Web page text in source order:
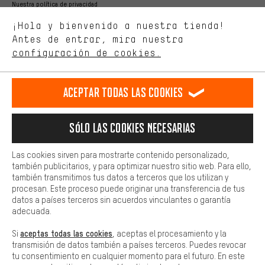
Nuestra política de privacidad
Idioma"
español
ES english
EN Deutsch
DE
RESCINDIR EL CONTRATO Comunidad de Aquisgrán Programa de afiliados
Aviso Legal Protección de datos Condiciones Generales
Plataforma de reportes Reciclaje de baterias
Configuración de las cookies Ajusta el contraste
Todos los precios indicados son en euros e sin MwSt, más
gastos de envío aEstados Unidos.
¡Hola y bienvenido a nuestra tienda!
Antes de entrar, mira nuestra
configuración de cookies.
tienda. Con las cookies de rendimiento, puedes influir en la mejora
de nuestro sitio web y nuestra oferta de la tienda con tu
comportamiento de compra.
Más confort
cookies de comodidad, creamos enlaces a plataformas de redes
sociales. Esto nos permite proporcionarle más contenido e
adicionales que le ayudarán a encontrar los productos adecuados.
preguntas de forma rápida y sencilla.
Básica
Las cookies básicas aseguran que puedas usar nuestro sitio web.
Aceptar todas las cookies
Sólo las cookies necesarias
Las cookies sirven para mostrarte contenido personalizado,
también publicitarios, y para optimizar nuestro sitio web. Para ello,
también transmitimos tus datos a terceros que los utilizan y
procesan. Este proceso puede originar una transferencia de tus
datos a países terceros sin acuerdos vinculantes o garantía
adecuada.
Si aceptas todas las cookies , aceptas el procesamiento y la
transmisión de datos también a países terceros. Puedes revocar
tu consentimiento en cualquier momento para el futuro. En este